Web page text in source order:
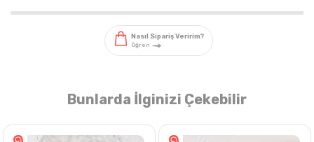
Bunlarda İlginizi Çekebilir